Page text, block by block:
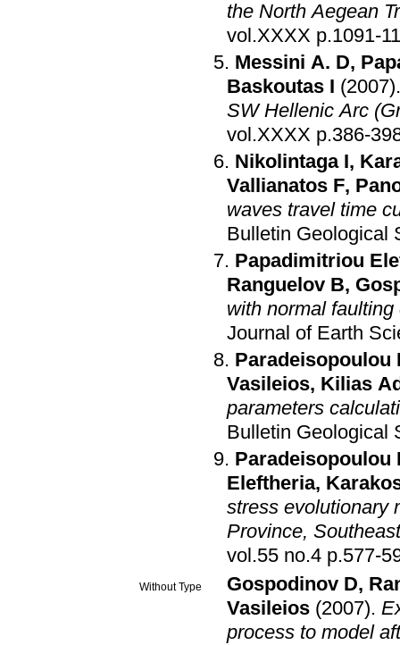
the North Aegean
vol.XXXX
Messini A. D,
Baskoutas I (2007)
SW Hellenic Arc
vol.XXXX p.386-
Nikolintaga I,
Vallianatos F,
waves travel time
Bulletin Geological
Papadimitriou
Ranguelov B,
with normal
Journal of Earth
Paradeisopoulou
Vasileios, Kilias
parameters
Bulletin Geological
Paradeisopoulou
Eleftheria,
stress evolutionary
Province,
vol.55 no.4
Without Type Gospodinov D,
Vasileios (2007).
process to model